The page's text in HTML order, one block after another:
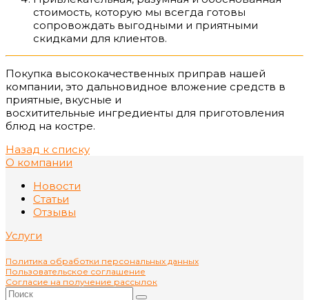
стоимость, которую мы всегда готовы
сопровождать выгодными и приятными
скидками для клиентов.
Покупка высококачественных приправ нашей
компании, это дальновидное вложение средств в
приятные, вкусные и
восхитительные ингредиенты для приготовления
блюд на костре.
Назад к списку
О компании
Новости
Статьи
Отзывы
Услуги
Политика обработки персональных данных
Пользовательское соглашение
Согласие на получение рассылок